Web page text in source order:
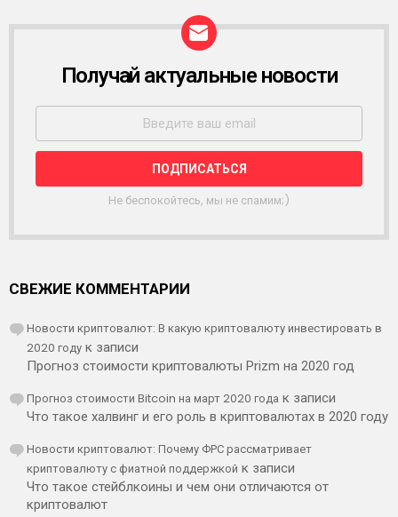
С
Ы
К
Получай актуальные новости
Не беспокойтесь, мы не спамим;)
СВЕЖИЕ КОММЕНТАРИИ
Новости криптовалют: В какую криптовалюту инвестировать в
2020 году к записи
Прогноз стоимости криптовалюты Prizm на 2020 год
Прогноз стоимости Bitcoin на март 2020 года к записи
Что такое халвинг и его роль в криптовалютах в 2020 году
Новости криптовалют: Почему ФРС рассматривает
криптовалюту с фиатной поддержкой к записи
Что такое стейблкоины и чем они отличаются от
криптовалют